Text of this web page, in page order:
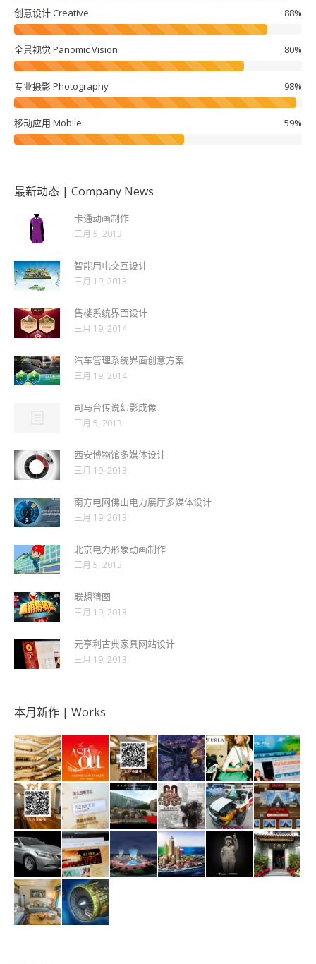
创意设计 Creative 88%
全景视觉 Panomic Vision 80%
专业摄影 Photography 98%
移动应用 Mobile 59%
最新动态 | Company News
卡通动画制作
三月 5, 2013
智能用电交互设计
三月 19, 2013
售楼系统界面设计
三月 19, 2014
汽车管理系统界面创意方案
三月 19, 2014
司马台传说幻影成像
三月 5, 2013
西安博物馆多媒体设计
三月 19, 2013
南方电网佛山电力展厅多媒体设计
三月 19, 2013
北京电力形象动画制作
三月 5, 2013
联想猜图
三月 19, 2013
元亨利古典家具网站设计
三月 19, 2013
本月新作 | Works